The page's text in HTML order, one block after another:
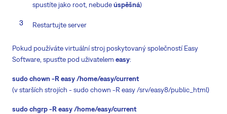
spustíte jako root, nebudeúspěšná)
Restartujte server
Pokud používáte virtuální stroj poskytovaný společností Easy
Software, spusťte pod uživatelem easy:
sudo chown -R easy/home/easy/current
(v starších strojích - sudo chown -R easy /srv/easy8/public_html)
sudo chgrp -R easy/home/easy/current